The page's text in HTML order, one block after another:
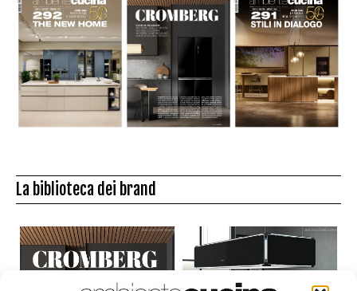
La biblioteca dei brand